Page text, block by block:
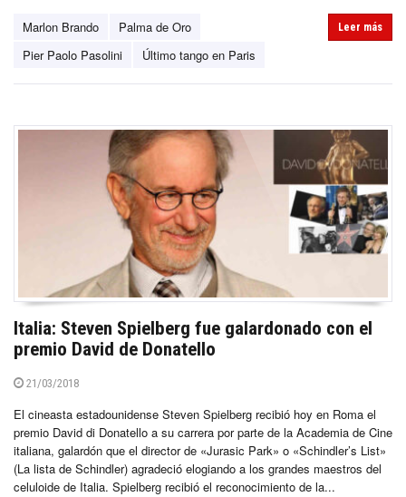
Marlon Brando
Palma de Oro
Pier Paolo Pasolini
Último tango en Paris
Leer más
Italia: Steven Spielberg fue galardonado con el
premio David de Donatello
21/03/2018
El cineasta estadounidense Steven Spielberg recibió hoy en Roma el
premio David di Donatello a su carrera por parte de la Academia de Cine
italiana, galardón que el director de «Jurasic Park» o «Schindler’s List»
(La lista de Schindler) agradeció elogiando a los grandes maestros del
celuloide de Italia. Spielberg recibió el reconocimiento de la...